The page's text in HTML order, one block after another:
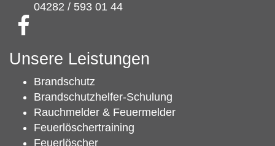
04282 / 593 01 44
Unsere Leistungen
Brandschutz
Brandschutzhelfer-Schulung
Rauchmelder & Feuermelder
Feuerlöschertraining
Feuerlöscher